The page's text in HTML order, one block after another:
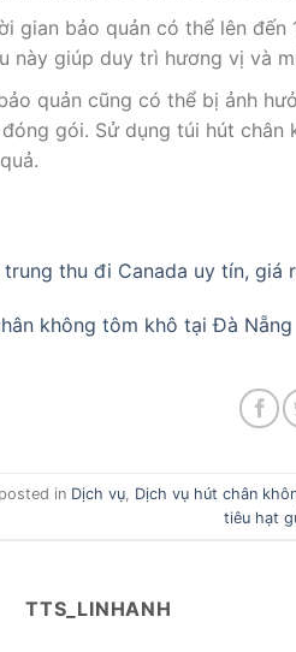
gian bảo quản có thể lên
này giúp duy trì hương vị và
quản cũng có thể bị ảnh
gói. Sử dụng túi hút
thu đi Canada uy tín, giá
không tôm khô tại Đà Nẵng
in Dịch vụ Dịch vụ hút chân
tiêu hạt
TTS_LINHANH